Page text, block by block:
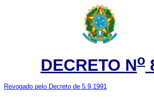
DECRETO No
Revogado pelo Decreto de 5.9.1991